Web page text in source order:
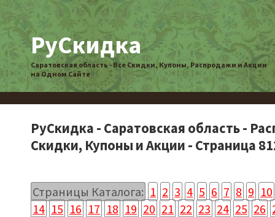
РуСкидка
Саратовская область - Все Скидки, Купоны, Распродажи и Акции
на Одном Сайте
РуСкидка - Саратовская область -
Скидки, Купоны и Акции - Страница
Страницы Каталога: 1 2 3 4 5 6 7 8 9 10
14 15 16 17 18 19 20 21 22 23 24 25 26